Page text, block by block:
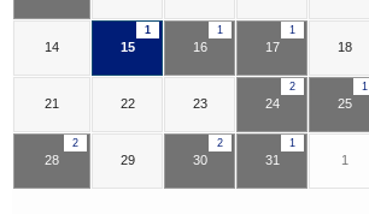
14
1
15
1
16
1
17 18
21 22 23
2
24
1
25
2
28 29
2
30
1
31 1